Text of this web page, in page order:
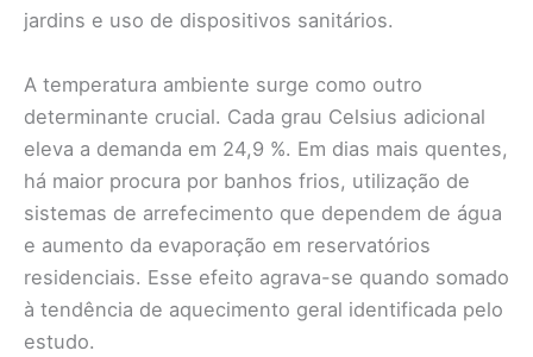
jardins e uso de dispositivos sanitários.
A temperatura ambiente surge como outro
determinante crucial. Cada grau Celsius adicional
eleva a demanda em 24,9 %. Em dias mais quentes,
há maior procura por banhos frios, utilização de
sistemas de arrefecimento que dependem de água
e aumento da evaporação em reservatórios
residenciais. Esse efeito agrava-se quando somado
à tendência de aquecimento geral identificada pelo
estudo.